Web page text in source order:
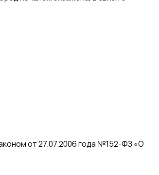
от 27.07.2006 года №152-ФЗ «О